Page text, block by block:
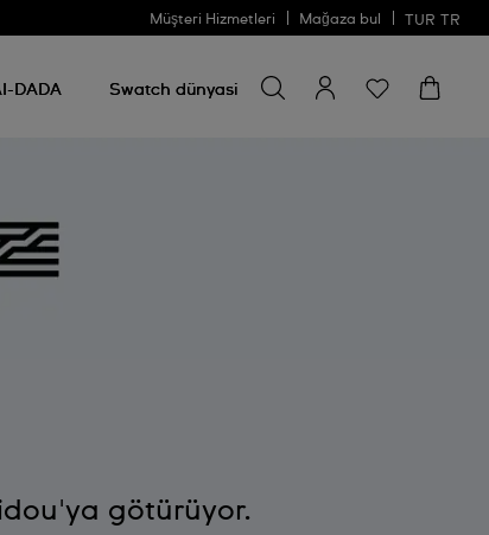
Müşteri Hizmetleri Mağaza bul TUR TR
DADA Swatch dünyasi
şey
ara
Bir şey ara
götürüyor.